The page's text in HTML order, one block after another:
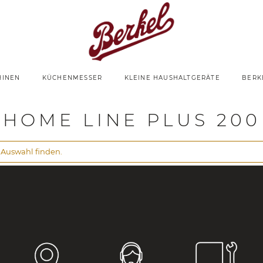
KÜCHENMESSER KLEINE HAUSHALTGERÄTE
HOME LINE PLUS 200
finden.